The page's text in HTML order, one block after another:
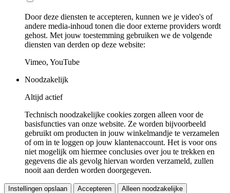
Door deze diensten te accepteren, kunnen we je video's of
andere media-inhoud tonen die door externe providers wordt
gehost. Met jouw toestemming gebruiken we de volgende
diensten van derden op deze website:
Vimeo, YouTube
Noodzakelijk
Altijd actief
Technisch noodzakelijke cookies zorgen alleen voor de
basisfuncties van onze website. Ze worden bijvoorbeeld
gebruikt om producten in jouw winkelmandje te verzamelen
of om in te loggen op jouw klantenaccount. Het is voor ons
niet mogelijk om hiermee conclusies over jou te trekken en
gegevens die als gevolg hiervan worden verzameld, zullen
nooit aan derden worden doorgegeven.
Instellingen opslaan Accepteren Alleen noodzakelijke